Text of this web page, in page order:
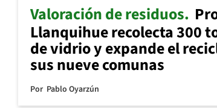
Valoración de residuos
Llanquihue recolecta 300
de vidrio y expande el
sus nueve comunas
Por Pablo Oyarzún